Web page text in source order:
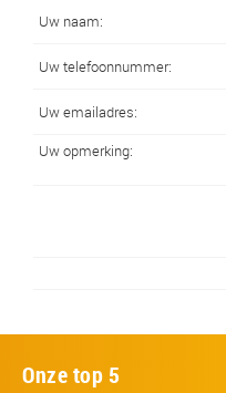
Uw naam:
Uw telefoonnummer:
Uw emailadres:
Uw opmerking:
Onze top 5